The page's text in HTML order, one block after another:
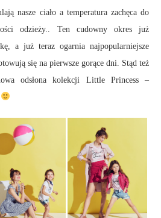
nasze ciało a temperatura zachęca do
odzieży.. Ten cudowny okres już
a już teraz ogarnia najpopularniejsze
się na pierwsze gorące dni. Stąd też
odsłona kolekcji Little Princess –